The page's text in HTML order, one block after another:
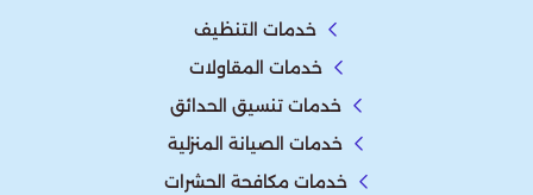
خدمات التنظيف
خدمات المقاولات
خدمات تنسيق الحدائق
خدمات الصيانة المنزلية
خدمات مكافحة الحشرات